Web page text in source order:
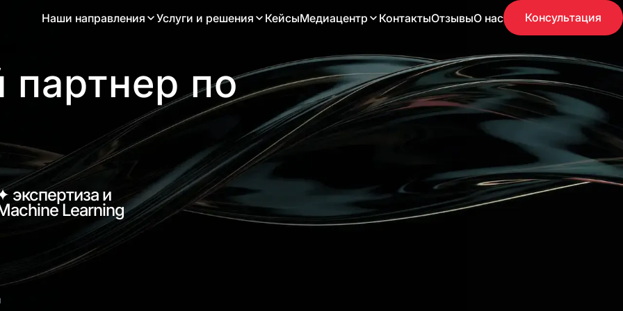
Наши направления Услуги и решения КейсыМедиацентр КонтактыОтзывыО нас
автономной e-commerce
SAP Hybris для
«БИ-БИ»
Lamoda
Корпоративный портал Lanet: единая
точка входа для 13 000 сотрудников
Виртуальная выставка к 165-
летию «Главный банк страны: история в
Статьи Консультация
партнер по
экспертиза и
Learning